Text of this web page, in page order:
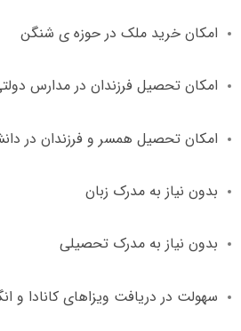
امکان خرید ملک در حوزه ی شنگن
امکان تحصیل فرزندان در مدارس
امکان تحصیل همسر و فرزندان در
بدون نیاز به مدرک زبان
بدون نیاز به مدرک تحصیلی
سهولت در دریافت ویزاهای کانادا و